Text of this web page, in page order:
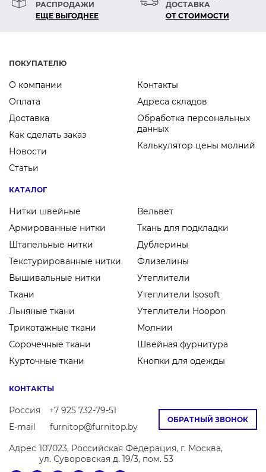
РАСПРОДАЖИ
ЕЩЕ ВЫГОДНЕЕ
ДОСТАВКА
ОТ СТОИМОСТИ
ПОКУПАТЕЛЮ
О компании
Оплата
Доставка
Как сделать заказ
Новости
Статьи
Контакты
Адреса складов
Обработка персональных
данных
Калькулятор цены молний
КАТАЛОГ
Нитки швейные
Армированные нитки
Штапельные нитки
Текстурированные нитки
Вышивальные нитки
Ткани
Льняные ткани
Трикотажные ткани
Сорочечные ткани
Курточные ткани
Вельвет
Ткань для подкладки
Дублерины
Флизелины
Утеплители
Утеплители Isosoft
Утеплители Hoopon
Молнии
Швейная фурнитура
Кнопки для одежды
ОБРАТНЫЙ ЗВОНОК
КОНТАКТЫ
Россия
+7 925 732-79-51
E-mail
furnitop@furnitop.by
Адрес 107023, Российская Федерация, г. Москва,
ул. Суворовская д. 19/3, пом. 53